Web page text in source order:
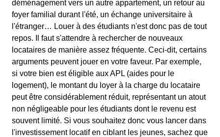
déménagement vers un autre appartement, un retour au
foyer familial durant l'été, un échange universitaire à
l'étranger… Louer à des étudiants n'est donc pas de tout
repos. Il faut s'attendre à rechercher de nouveaux
locataires de manière assez fréquente. Ceci-dit, certains
arguments peuvent jouer en votre faveur. Par exemple,
si votre bien est éligible aux APL (aides pour le
logement), le montant du loyer à la charge du locataire
peut être considérablement réduit, représentant un atout
non négligeable pour les étudiants dont le revenu est
souvent limité. Si vous souhaitez donc vous lancer dans
l'investissement locatif en ciblant les jeunes, sachez que